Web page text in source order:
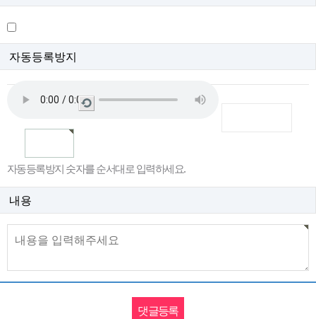
자동등록방지
새
자동등록방지 숫자를 순서대로 입력하세요.
내용